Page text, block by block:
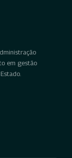
em gestão